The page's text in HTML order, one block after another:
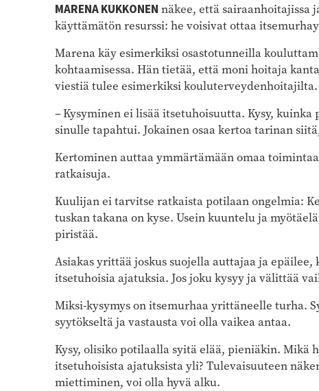
MARENA KUKKONEN näkee, että sairaanhoitajissa
käyttämätön resurssi: he voisivat ottaa
Marena käy esimerkiksi osastotunneilla
kohtaamisessa. Hän tietää, että moni hoitaja
viestiä tulee esimerkiksi kouluterveydenhoitajilta.
– Kysyminen ei lisää itsetuhoisuutta. Kysy,
sinulle tapahtui. Jokainen osaa kertoa tarinan
Kertominen auttaa ymmärtämään omaa
ratkaisuja.
Kuulijan ei tarvitse ratkaista potilaan ongelmia:
tuskan takana on kyse. Usein kuuntelu ja
piristää.
Asiakas yrittää joskus suojella auttajaa ja
itsetuhoisia ajatuksia. Jos joku kysyy ja välittää
Miksi-kysymys on itsemurhaa yrittäneelle turha.
syytökseltä ja vastausta voi olla vaikea antaa.
Kysy, olisiko potilaalla syitä elää, pieniäkin. Mikä
itsetuhoisista ajatuksista yli? Tulevaisuuteen
miettiminen, voi olla hyvä alku.